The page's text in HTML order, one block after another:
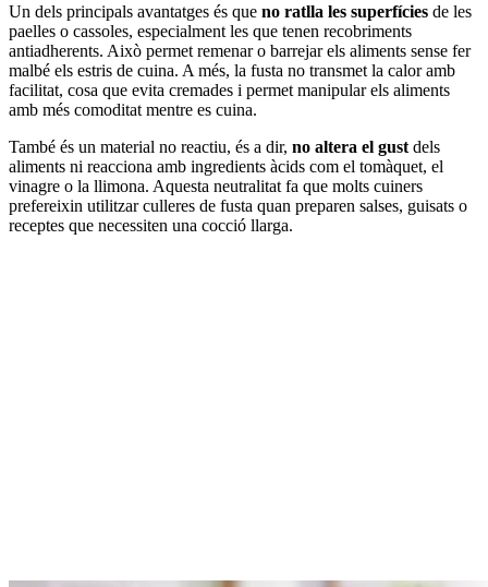
Un dels principals avantatges és que no ratlla les superfícies de les
paelles o cassoles, especialment les que tenen recobriments
antiadherents. Això permet remenar o barrejar els aliments sense fer
malbé els estris de cuina. A més, la fusta no transmet la calor amb
facilitat, cosa que evita cremades i permet manipular els aliments
amb més comoditat mentre es cuina.
També és un material no reactiu, és a dir, no altera el gust dels
aliments ni reacciona amb ingredients àcids com el tomàquet, el
vinagre o la llimona. Aquesta neutralitat fa que molts cuiners
prefereixin utilitzar culleres de fusta quan preparen salses, guisats o
receptes que necessiten una cocció llarga.